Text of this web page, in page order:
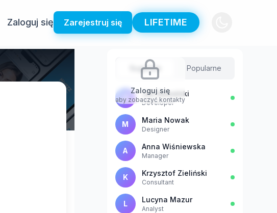
Zaloguj się Zarejestruj się LIFETIME
Zaloguj się
aby zobaczyć kontakty
Sugestie Popularne
J Jan Kowalski
Developer
M Maria Nowak
Designer
A Anna Wiśniewska
Manager
K Krzysztof Zieliński
Consultant
L Lucyna Mazur
Analyst